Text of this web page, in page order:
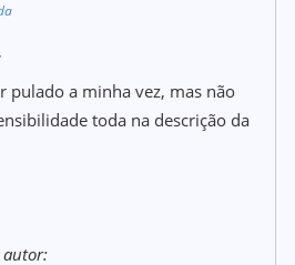
pulado a minha vez, mas não
toda na descrição da
autor: